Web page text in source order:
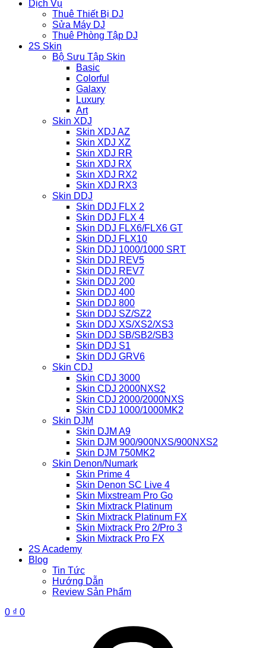
Dịch Vụ
Thuê Thiết Bị DJ
Sửa Máy DJ
Thuê Phòng Tập DJ
2S Skin
Bộ Sưu Tập Skin
Basic
Colorful
Galaxy
Luxury
Art
Skin XDJ
Skin XDJ AZ
Skin XDJ XZ
Skin XDJ RR
Skin XDJ RX
Skin XDJ RX2
Skin XDJ RX3
Skin DDJ
Skin DDJ FLX 2
Skin DDJ FLX 4
Skin DDJ FLX6/FLX6 GT
Skin DDJ FLX10
Skin DDJ 1000/1000 SRT
Skin DDJ REV5
Skin DDJ REV7
Skin DDJ 200
Skin DDJ 400
Skin DDJ 800
Skin DDJ SZ/SZ2
Skin DDJ XS/XS2/XS3
Skin DDJ SB/SB2/SB3
Skin DDJ S1
Skin DDJ GRV6
Skin CDJ
Skin CDJ 3000
Skin CDJ 2000NXS2
Skin CDJ 2000/2000NXS
Skin CDJ 1000/1000MK2
Skin DJM
Skin DJM A9
Skin DJM 900/900NXS/900NXS2
Skin DJM 750MK2
Skin Denon/Numark
Skin Prime 4
Skin Denon SC Live 4
Skin Mixstream Pro Go
Skin Mixtrack Platinum
Skin Mixtrack Platinum FX
Skin Mixtrack Pro 2/Pro 3
Skin Mixtrack Pro FX
2S Academy
Blog
Tin Tức
Hướng Dẫn
Review Sản Phẩm
0 ₫ 0